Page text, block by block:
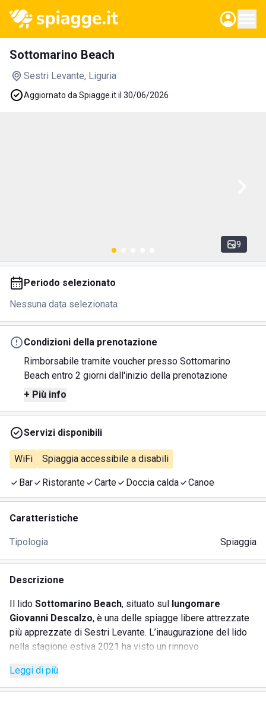
Sottomarino Beach
Sestri Levante, Liguria
Aggiornato da Spiagge.it il 30/06/2026
9
Periodo selezionato
Nessuna data selezionata
Condizioni della prenotazione
Rimborsabile tramite voucher presso Sottomarino
Beach entro 2 giorni dall'inizio della prenotazione
+ Più info
Servizi disponibili
WiFi Spiaggia accessibile a disabili
Bar Ristorante Carte Doccia calda Canoe
Caratteristiche
Tipologia Spiaggia
Descrizione
Il lido Sottomarino Beach, situato sul lungomare
Giovanni Descalzo, è una delle spiagge libere attrezzate
più apprezzate di Sestri Levante. L’inaugurazione del lido
nella stagione estiva 2021 ha visto un rinnovo
Baia delle Favole
lo stabilimento offre non solo una spiaggia ben attrezzata,
Leggi di più